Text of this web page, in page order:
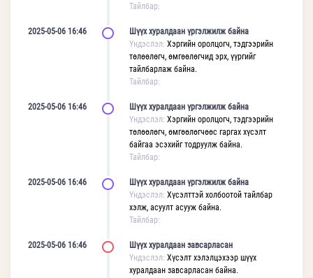
Тайлбар:
2025-05-06 16:46
Шүүх хуралдаан үргэлжилж байна
Үндэслэл: Хэргийн оролцогч, тэдгээрийн
төлөөлөгч, өмгөөлөгчид эрх, үүргийг
тайлбарлаж байна.
Тайлбар:
2025-05-06 16:46
Шүүх хуралдаан үргэлжилж байна
Үндэслэл: Хэргийн оролцогч, тэдгээрийн
төлөөлөгч, өмгөөлөгчөөс гаргах хүсэлт
байгаа эсэхийг тодруулж байна.
Тайлбар:
2025-05-06 16:46
Шүүх хуралдаан үргэлжилж байна
Үндэслэл: Хүсэлттэй холбоотой тайлбар
хэлж, асуулт асууж байна.
Тайлбар:
2025-05-06 16:46
Шүүх хуралдаан завсарласан
Үндэслэл: Хүсэлт хэлэлцэхээр шүүх
хуралдаан завсарласан байна.